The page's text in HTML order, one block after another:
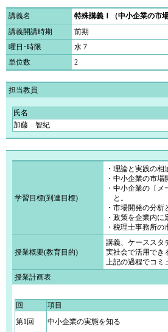
講義名
特殊講義Ⅰ（中小企業の
講義開講時期
前期
曜日･時限
水７
単位数
2
担当教員
氏名
加藤 智紀
学習目標(到達目標)
・理論と実践の相
・中小企業の市
・中小企業の〔
と。
・市場開発の分
・政策を企業内
・税理士事務所
授業概要(教育目的)
講義、ケーススタ
実社会で活用でき
上記の過程でコミ
授業計画表
回 項目
第1回
中小企業の実態を知る